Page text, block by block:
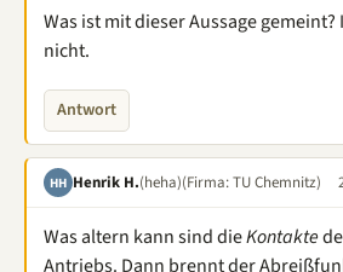
Was ist mit dieser Aussage gemeint?
nicht.
Antwort
HH Henrik H.(heha)(Firma: TU Chemnitz)
Was altern kann sind dieKontakte
Antriebs. Dann brennt der